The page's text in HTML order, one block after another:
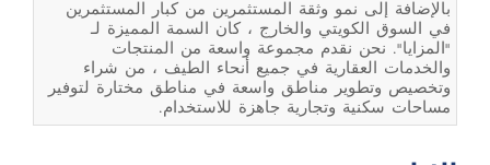
بالإضافة إلى نمو وثقة المستثمرين من كبار المستثمرين
في السوق الكويتي والخارج ، كان السمة المميزة لـ
"المزايا". نحن نقدم مجموعة واسعة من المنتجات
والخدمات العقارية في جميع أنحاء الطيف ، من شراء
وتخصيص وتطوير مناطق واسعة في مناطق مختارة لتوفير
مساحات سكنية وتجارية جاهزة للاستخدام.